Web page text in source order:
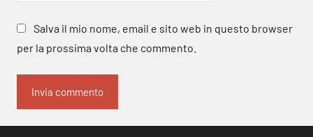
Salva il mio nome, email e sito web in questo browser
per la prossima volta che commento.